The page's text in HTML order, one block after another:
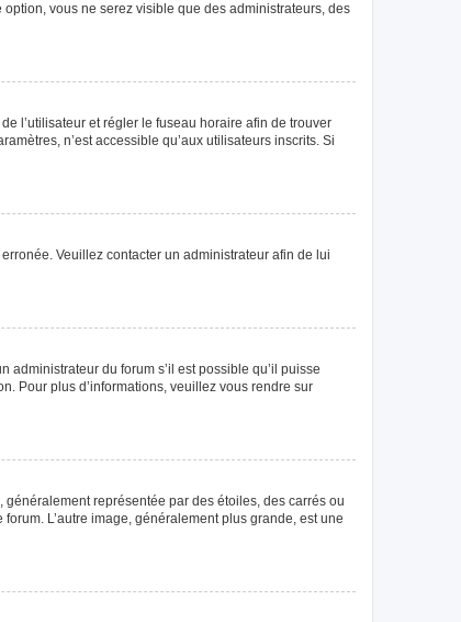
vous ne serez visible que des administrateurs, des
l’utilisateur et régler le fuseau horaire afin de trouver
n’est accessible qu’aux utilisateurs inscrits. Si
Veuillez contacter un administrateur afin de lui
du forum s’il est possible qu’il puisse
Pour plus d’informations, veuillez vous rendre sur
représentée par des étoiles, des carrés ou
L’autre image, généralement plus grande, est une